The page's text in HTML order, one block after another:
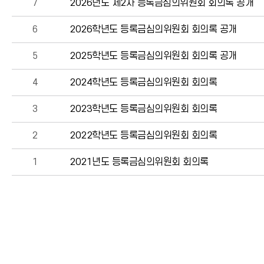
7 2026년도 제2차 등록금심의위원회 회의록 공개
6 2026학년도 등록금심의위원회 회의록 공개
5 2025학년도 등록금심의위원회 회의록 공개
4 2024학년도 등록금심의위원회 회의록
3 2023학년도 등록금심의위원회 회의록
2 2022학년도 등록금심의위원회 회의록
1 2021년도 등록금심의위원회 회의록